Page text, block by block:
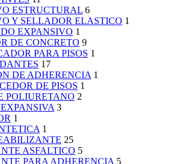
ESTRUCTURAL 6
Y SELLADOR ELASTICO 1
EXPANSIVO 1
DE CONCRETO 9
PARA PISOS 1
17
DE ADHERENCIA 1
DE PISOS 1
POLIURETANO 2
3
1
1
25
ASFALTICO 5
PARA ADHERENCIA 5